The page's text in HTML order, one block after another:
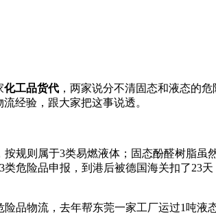
化工品货代 ，两家说分不清固态和液态的
经验，跟大家把这事说透。
规则属于3类易燃液体；固态酚醛树脂虽
危险品申报，到港后被德国海关扣了23
品物流，去年帮东莞一家工厂运过1吨液